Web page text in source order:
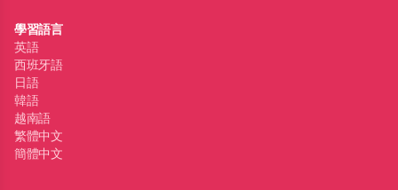
學習語言
英語
西班牙語
日語
韓語
越南語
繁體中文
簡體中文